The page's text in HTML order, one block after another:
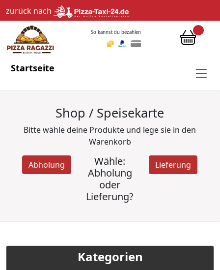
zurück nach
So kannst du bezahlen
Startseite
Shop / Speisekarte
Bitte wähle deine Produkte und lege sie in den
Warenkorb
Abholung
Wähle:
Abholung
oder
Lieferung?
Lieferung
Kategorien